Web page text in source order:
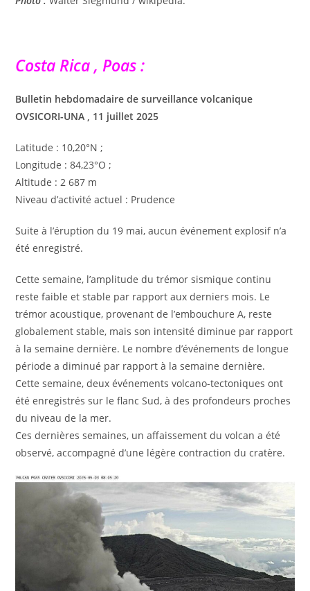
Costa Rica , Poas :
Bulletin hebdomadaire de surveillance volcanique
OVSICORI-UNA , 11 juillet 2025
Latitude : 10,20°N ;
Longitude : 84,23°O ;
Altitude : 2 687 m
Niveau d’activité actuel : Prudence
Suite à l’éruption du 19 mai, aucun événement explosif n’a
été enregistré.
Cette semaine, l’amplitude du trémor sismique continu
reste faible et stable par rapport aux derniers mois. Le
trémor acoustique, provenant de l’embouchure A, reste
globalement stable, mais son intensité diminue par rapport
à la semaine dernière. Le nombre d’événements de longue
période a diminué par rapport à la semaine dernière.
Cette semaine, deux événements volcano-tectoniques ont
été enregistrés sur le flanc Sud, à des profondeurs proches
du niveau de la mer.
Ces dernières semaines, un affaissement du volcan a été
observé, accompagné d’une légère contraction du cratère.